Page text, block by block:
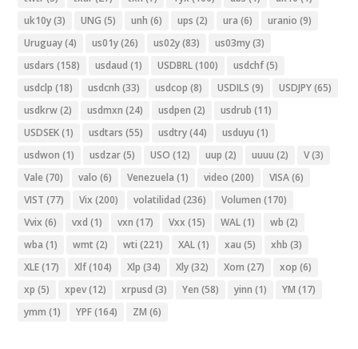
uk10y(3) UNG (5) unh (6) ups (2) ura (6) uranio (9)
Uruguay(4) us01y(26) us02y(83) us03my(3)
usdars (158) usdaud (1) USDBRL(100) usdchf(5)
usdclp (18) usdcnh (33) usdcop (8) USDILS (9) USDJPY(65)
usdkrw(2) usdmxn (24) usdpen (2) usdrub (11)
USDSEK(1) usdtars (55) usdtry(44) usduyu (1)
usdwon (1) usdzar(5) USO (12) uup (2) uuuu (2) V(3)
Vale (70) valo (6) Venezuela (1) video (200) VISA(6)
VIST (77) Vix (200) volatilidad (236) Volumen (170)
Vvix (6) vxd (1) vxn (17) Vxx (15) WAL(1) wb (2)
wba (1) wmt (2) wti (221) XAL(1) xau (5) xhb (3)
XLE(17) Xlf(104) Xlp (34) Xly(32) Xom (27) xop (6)
xp (5) xpev(12) xrpusd (3) Yen (58) yinn (1) YM (17)
ymm (1) YPF(164) ZM (6)